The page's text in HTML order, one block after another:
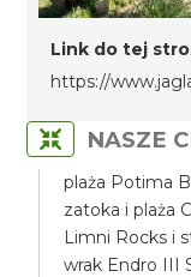
Link do tej
https://
NASZE
plaża Potima
zatoka i plaża
Limni Rocks i
wrak Endro III